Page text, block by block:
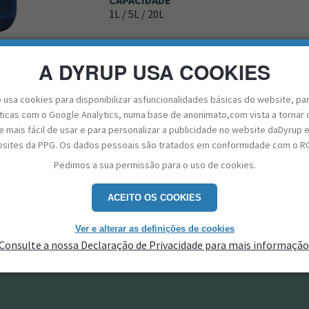
1L / 5L / 20L
CALCULAR QUANTIDADES
USOS - HIDROFUGANTE DE
à base de resinas
totalmente invisível,
porosos no telhado,
ou juntas de azulejos.
get_appFicha Técnica
get_appFicha de
A DYRUP USA COOKIES
usa cookies para disponibilizar asfuncionalidades básicas do website,
com o Google Analytics, numa base de anonimato,com vista a tornar
mais fácil de usar e para personalizar a publicidade no website daDyrup
da PPG. Os dados pessoais são tratados em conformidade com o
Pedimos a sua permissão para o uso de cookies.
ACEITO OS COOKIES
Ver e alterar as definições de cookies
a nossa Declaração de Privacidade para mais